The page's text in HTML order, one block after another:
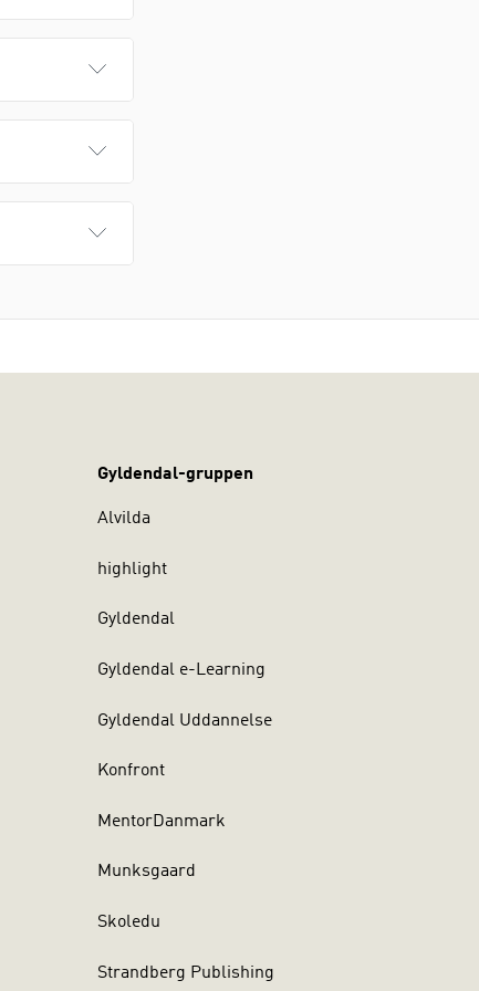
Gyldendal-gruppen
Alvilda
highlight
Gyldendal
Gyldendal e-Learning
Gyldendal Uddannelse
Konfront
MentorDanmark
Munksgaard
Skoledu
Strandberg Publishing